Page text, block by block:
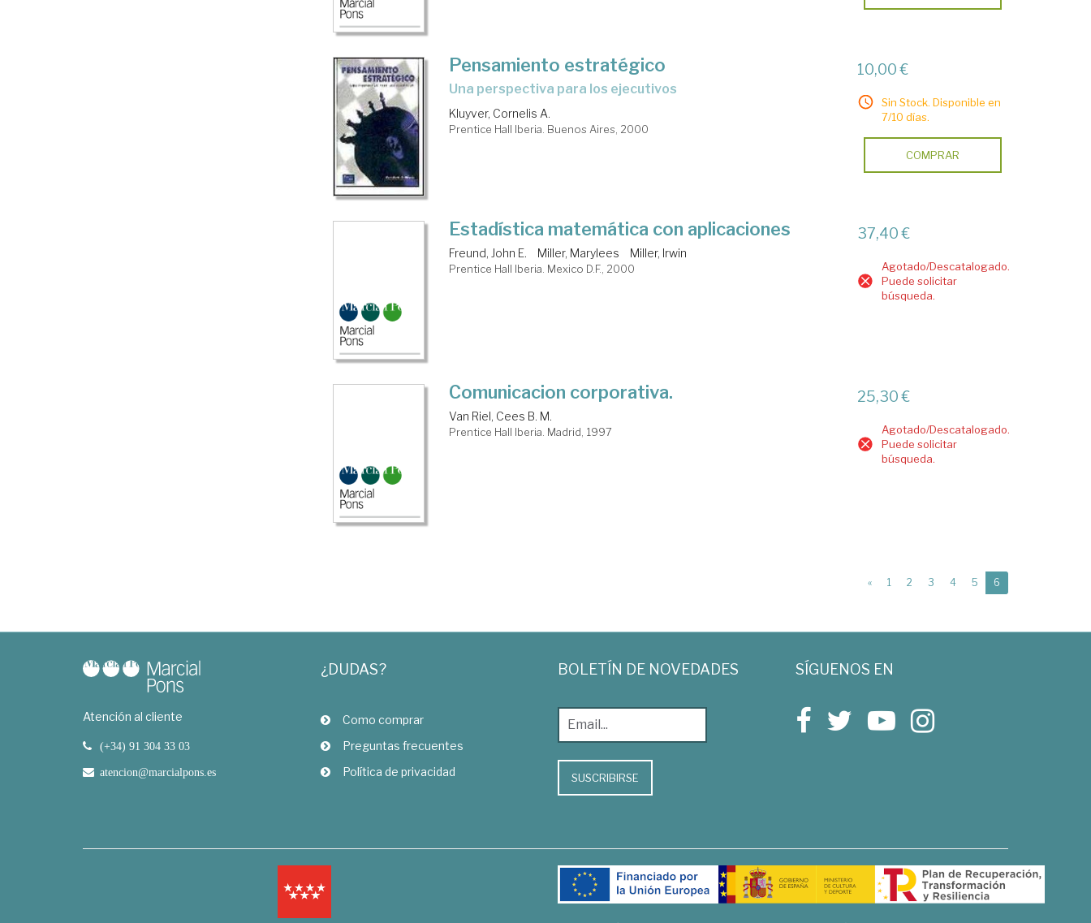
Pensamiento estratégico
una perspectiva para los ejecutivos
Kluyver, Cornelis A.
Prentice Hall Iberia. Buenos Aires, 2000
10,00 €
Sin Stock. Disponible en
7/10 días.
COMPRAR
Estadística matemática con aplicaciones
Freund, John E. Miller, Marylees Miller, Irwin
Prentice Hall Iberia. Mexico D.F., 2000
37,40 €
Agotado/Descatalogado.
Puede solicitar
búsqueda.
Comunicacion corporativa.
Van Riel, Cees B. M.
Prentice Hall Iberia. Madrid, 1997
25,30 €
Agotado/Descatalogado.
Puede solicitar
búsqueda.
« 1 2 3 4 5 6
Atención al cliente
(+34) 91 304 33 03
atencion@marcialpons.es
¿DUDAS?
Como comprar
Preguntas frecuentes
Política de privacidad
BOLETÍN DE NOVEDADES
SUSCRIBIRSE
SÍGUENOS EN